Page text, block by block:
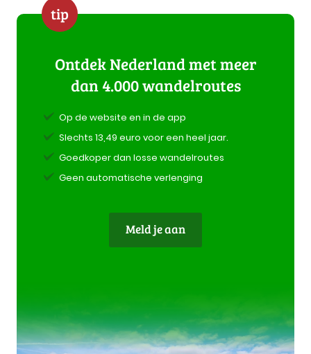
tip
Ontdek Nederland met meer
dan 4.000 wandelroutes
Op de website en in de app
Slechts 13,49 euro voor een heel jaar.
Goedkoper dan losse wandelroutes
Geen automatische verlenging
Meld je aan